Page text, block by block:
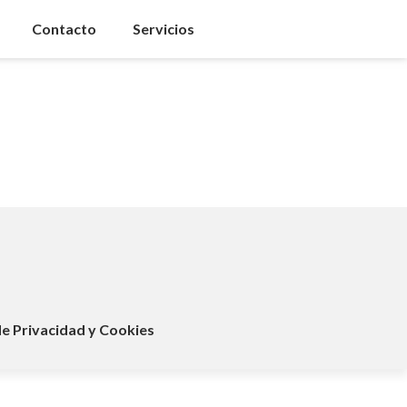
Contacto Servicios
Privacidad y Cookies